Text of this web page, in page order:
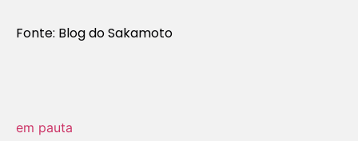
Fonte: Blog do Sakamoto
em pauta